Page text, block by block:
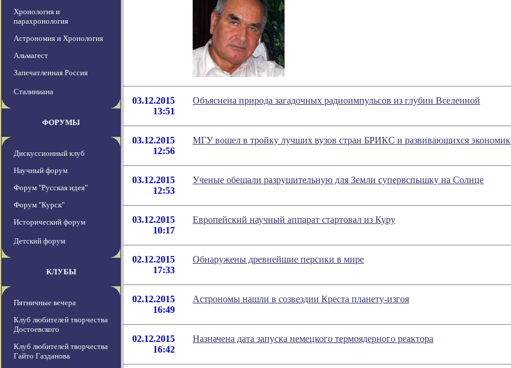
Хронология и
парахронология
Астрономия и Хронология
Альмагест
Запечатленная Россия
Сталиниана
ФОРУМЫ
Дискуссионный клуб
Научный форум
Форум "Русская идея"
Форум "Курск"
Исторический форум
Детский форум
КЛУБЫ
Пятничные вечера
Клуб любителей творчества
Достоевского
Клуб любителей творчества
Гайто Газданова
03.12.2015
13:51
Объяснена природа загадочных радиоимпульсов из глубин Вселенной
03.12.2015
12:56
МГУ вошел в тройку лучших вузов стран БРИКС и развивающихся экономик
03.12.2015
12:53
Ученые обещали разрушительную для Земли супервспышку на Солнце
03.12.2015
10:17
Европейский научный аппарат стартовал из Куру
02.12.2015
17:33
Обнаружены древнейшие персики в мире
02.12.2015
16:49
Астрономы нашли в созвездии Креста планету-изгоя
02.12.2015
16:42
Назначена дата запуска немецкого термоядерного реактора